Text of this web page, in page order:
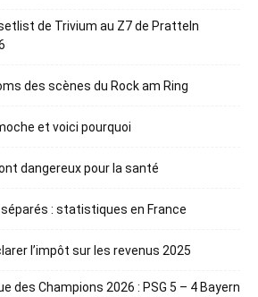
de Trivium au Z7 de Pratteln
des scènes du Rock am Ring
et voici pourquoi
dangereux pour la santé
: statistiques en France
l’impôt sur les revenus 2025
des Champions 2026 : PSG 5 – 4 Bayern